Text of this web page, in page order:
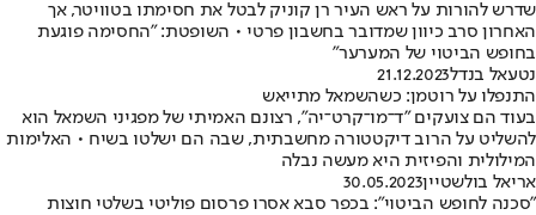
שדרש להורות על ראש העיר רן קוניק לבטל את חסימתו בטוויטר, אך
האחרון סרב כיוון שמדובר בחשבון פרטי • השופטת: "החסימה פוגעת
בחופש הביטוי של המערער"
נטעאל בנדל21.12.2023
התנפלו על רוטמן: כשהשמאל מתייאש
בעוד הם צועקים "ד־מו־קרט־יה", רצונם האמיתי של מפגיני השמאל הוא
להשליט על הרוב דיקטטורה מחשבתית, שבה הם ישלטו בשיח • האלימות
המילולית והפיזית היא מעשה נבלה
אריאל בולשטיין30.05.2023
"סכנה לחופש הביטוי": בכפר סבא אסרו פרסום פוליטי בשלטי חוצות